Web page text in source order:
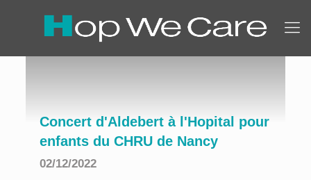
Concert d'Aldebert à l'Hopital pour
enfants du CHRU de Nancy
02/12/2022